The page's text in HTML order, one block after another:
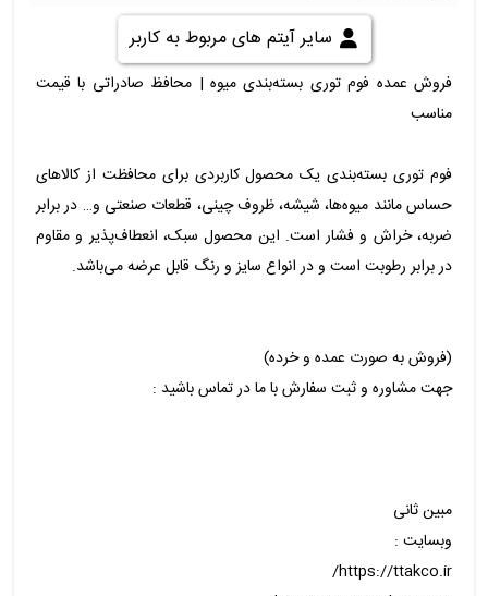
سایر آیتم های مربوط به کاربر
فروش عمده فوم توری بسته‌بندی میوه | محافظ صادراتی با قیمت
مناسب
فوم توری بسته‌بندی یک محصول کاربردی برای محافظت از کالاهای
حساس مانند میوه‌ها، شیشه، ظروف چینی، قطعات صنعتی و… در برابر
ضربه، خراش و فشار است. این محصول سبک، انعطاف‌پذیر و مقاوم
در برابر رطوبت است و در انواع سایز و رنگ قابل عرضه می‌باشد.
(فروش به صورت عمده و خرده)
جهت مشاوره و ثبت سفارش با ما در تماس باشید :
مبین ثانی
وبسایت :
https://ttakco.ir/